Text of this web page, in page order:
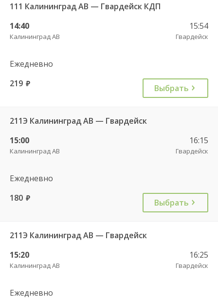
111 Калининград АВ — Гвардейск КДП
14:40
Калининград АВ
15:54
Гвардейск
Ежедневно
219 руб. Выбрать
211Э Калининград АВ — Гвардейск
15:00
Калининград АВ
16:15
Гвардейск
Ежедневно
180 руб. Выбрать
211Э Калининград АВ — Гвардейск
15:20
Калининград АВ
16:25
Гвардейск
Ежедневно